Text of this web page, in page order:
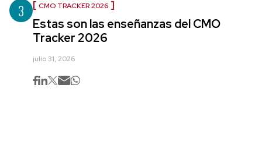
3 CMO TRACKER 2026
Estas son las enseñanzas del CMO
Tracker 2026
julio 31, 2026